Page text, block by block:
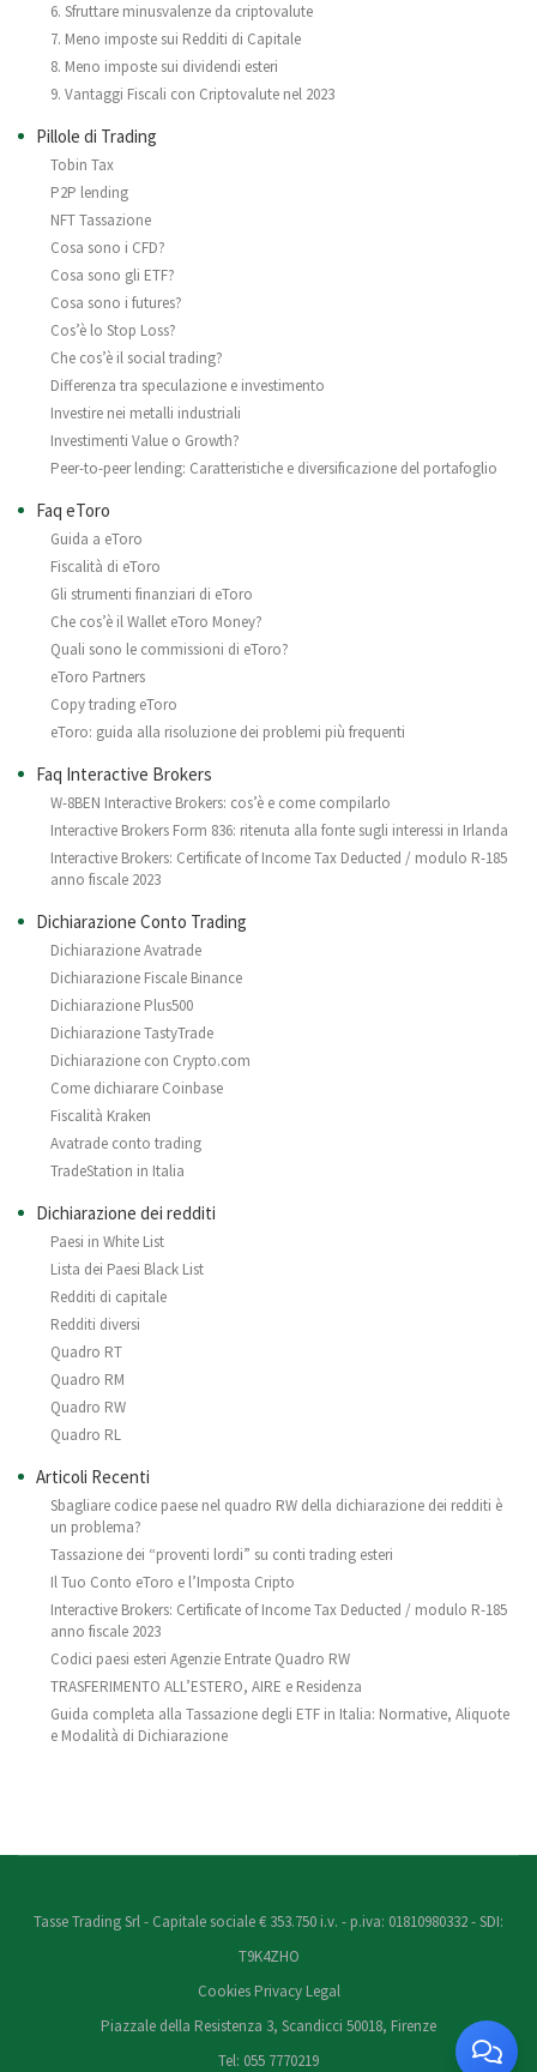
6. Sfruttare minusvalenze da criptovalute
7. Meno imposte sui Redditi di Capitale
8. Meno imposte sui dividendi esteri
9. Vantaggi Fiscali con Criptovalute nel 2023
Pillole di Trading
Tobin Tax
P2P lending
NFT Tassazione
Cosa sono i CFD?
Cosa sono gli ETF?
Cosa sono i futures?
Cos’è lo Stop Loss?
Che cos’è il social trading?
Differenza tra speculazione e investimento
Investire nei metalli industriali
Investimenti Value o Growth?
Peer-to-peer lending: Caratteristiche e diversificazione del portafoglio
Faq eToro
Guida a eToro
Fiscalità di eToro
Gli strumenti finanziari di eToro
Che cos’è il Wallet eToro Money?
Quali sono le commissioni di eToro?
eToro Partners
Copy trading eToro
eToro: guida alla risoluzione dei problemi più frequenti
Faq Interactive Brokers
W-8BEN Interactive Brokers: cos’è e come compilarlo
Interactive Brokers Form 836: ritenuta alla fonte sugli interessi in Irlanda
Interactive Brokers: Certificate of Income Tax Deducted / modulo R-185
anno fiscale 2023
Dichiarazione Conto Trading
Dichiarazione Avatrade
Dichiarazione Fiscale Binance
Dichiarazione Plus500
Dichiarazione TastyTrade
Dichiarazione con Crypto.com
Come dichiarare Coinbase
Fiscalità Kraken
Avatrade conto trading
TradeStation in Italia
Dichiarazione dei redditi
Paesi in White List
Lista dei Paesi Black List
Redditi di capitale
Redditi diversi
Quadro RT
Quadro RM
Quadro RW
Quadro RL
Articoli Recenti
Sbagliare codice paese nel quadro RW della dichiarazione dei redditi è
un problema?
Tassazione dei “proventi lordi” su conti trading esteri
Il Tuo Conto eToro e l’Imposta Cripto
Interactive Brokers: Certificate of Income Tax Deducted / modulo R-185
anno fiscale 2023
Codici paesi esteri Agenzie Entrate Quadro RW
TRASFERIMENTO ALL’ESTERO, AIRE e Residenza
Guida completa alla Tassazione degli ETF in Italia: Normative, Aliquote
e Modalità di Dichiarazione
Tasse Trading Srl - Capitale sociale € 353.750 i.v. - p.iva: 01810980332 - SDI:
T9K4ZHO
Cookies Privacy Legal
Piazzale della Resistenza 3, Scandicci 50018, Firenze
Tel: 055 7770219